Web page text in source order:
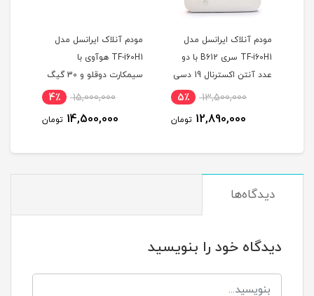
مودم آنلاک ایرانسل مدل
TF-i60H1 سری B612 با دو
عدد آنتن اکسترنال 19 دسی
13,500,000 5٪
12,890,000 تومان
مودم آنلاک ایرانسل مدل
TF-i60H1 هوآوی با
سیمکارت دوقلو و 30 گیگ
اینترنت یک ماهه
15,000,000 4٪
14,500,000 تومان
دیدگاه‌ها
دیدگاه خود را بنویسید